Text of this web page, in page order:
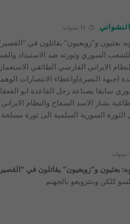
بعثيون و”زوبعيون” يقاتلون في
السوري وثورته ضد الاستبداد
الايراني الفارسي الطائفي
(جبهة النصرة)واعطاء الانتصارات
سابقا بصناعة رجل القاعدة ابو
بشار الاسد السفاح والنظام
الثورة السورية السلمية الى ثورة
بعثيون و”زوبعيون” يقاتلون في
كلكن وبتتزوبعو بالجهنم